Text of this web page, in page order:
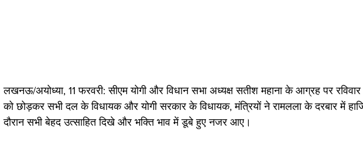
लखनऊ/अयोध्या, 11 फरवरी: सीएम योगी और विधान सभा अध्यक्ष सतीश महाना के आग्रह पर रविवार
को छोड़कर सभी दल के विधायक और योगी सरकार के विधायक, मंत्रियों ने रामलला के दरबार में
दौरान सभी बेहद उत्साहित दिखे और भक्ति भाव में डूबे हुए नजर आए।